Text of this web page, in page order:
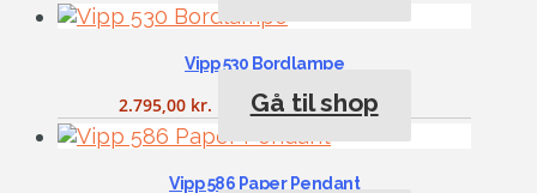
Vipp 530 Bordlampe
2.795,00 kr. Gå til shop
Vipp 586 Paper Pendant